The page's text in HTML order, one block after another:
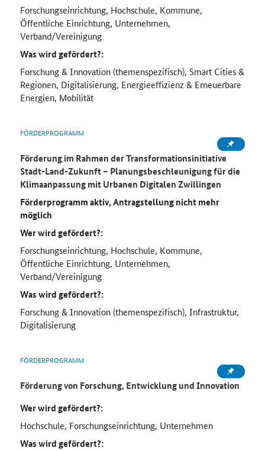
Forschungseinrichtung, Hochschule, Kommune,
Öffentliche Einrichtung, Unternehmen,
Verband/Vereinigung
Was wird gefördert?:
Forschung & Innovation (themenspezifisch), Smart Cities &
Regionen, Digitalisierung, Energieeffizienz & Erneuerbare
Energien, Mobilität
FÖRDERPROGRAMM
Förderung im Rahmen derTransformationsinitiative
Stadt-Land-Zukunft – Planungsbeschleunigung für die
Klimaanpassung mit Urbanen Digitalen Zwillingen
Förderprogramm aktiv, Antragstellung nicht mehr
möglich
Wer wird gefördert?:
Forschungseinrichtung, Hochschule, Kommune,
Öffentliche Einrichtung, Unternehmen,
Verband/Vereinigung
Was wird gefördert?:
Forschung & Innovation (themenspezifisch), Infrastruktur,
Digitalisierung
FÖRDERPROGRAMM
Förderung von Forschung, Entwicklung und Innovation
Wer wird gefördert?:
Hochschule, Forschungseinrichtung, Unternehmen
Was wird gefördert?: